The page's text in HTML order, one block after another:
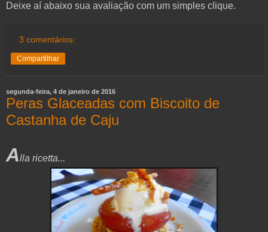
Deixe aí abaixo sua avaliação com um simples clique.
3 comentários:
Compartilhar
segunda-feira, 4 de janeiro de 2016
Peras Glaceadas com Biscoito de
Castanha de Caju
Alla ricetta...